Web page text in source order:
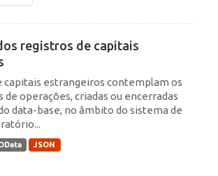
registros de capitais
capitais estrangeiros contemplam os
operações, criadas ou encerradas
data-base, no âmbito do sistema de
JSON